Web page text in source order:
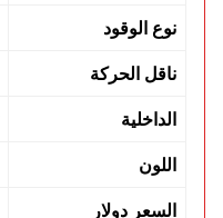
نوع الوقود
ناقل الحركة
الداخلية
اللون
السعر دولار